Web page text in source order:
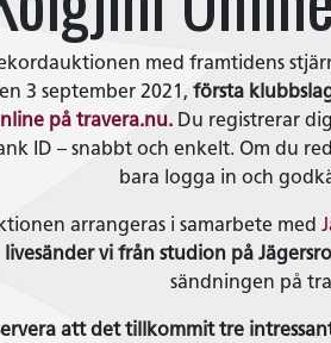
med framtidens
3 september 2021, första
på travera.nu. Du registrerar
ID – snabbt och enkelt. Om du
bara logga in och
arrangeras i samarbete med
livesänder vi från studion på
sändningen på
att det tillkommit tre